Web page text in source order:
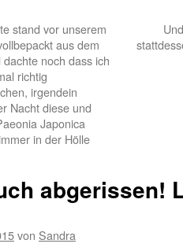
stand vor unserem
aus dem
noch dass ich
richtig
irgendein
Nacht diese und
Japonica
in der Hölle
abgerissen!
von Sandra